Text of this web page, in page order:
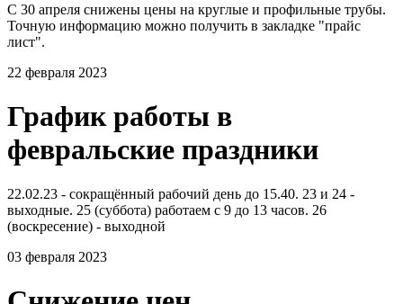
С 30 апреля снижены цены на круглые и профильные трубы.
Точную информацию можно получить в закладке "прайс
лист".
22 февраля 2023
График работы в
февральские праздники
22.02.23 - сокращённый рабочий день до 15.40. 23 и 24 -
выходные. 25 (суббота) работаем с 9 до 13 часов. 26
(воскресение) - выходной
03 февраля 2023